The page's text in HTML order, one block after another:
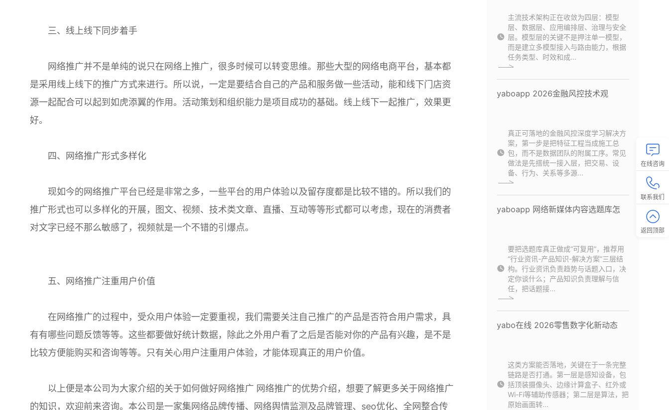
三、线上线下同步着手
网络推广并不是单纯的说只在网络上推广，很多时候可以转变思维。那些大型的网络电商平台，基本都
是采用线上线下的推广方式来进行。所以说，一定是要结合自己的产品和服务做一些活动，能和线下门店资
源一起配合可以起到如虎添翼的作用。活动策划和组织能力是项目成功的基础。线上线下一起推广，效果更
好。
四、网络推广形式多样化
现如今的网络推广平台已经是非常之多，一些平台的用户体验以及留存度都是比较不错的。所以我们的
推广形式也可以多样化的开展，图文、视频、技术类文章、直播、互动等等形式都可以考虑，现在的消费者
对文字已经不那么敏感了，视频就是一个不错的引爆点。
五、网络推广注重用户价值
在网络推广的过程中，受众用户体验一定要重视，我们需要关注自己推广的产品是否符合用户需求，具
有有哪些问题反馈等等。这些都要做好统计数据，除此之外用户看了之后是否能对你的产品有兴趣，是不是
比较方便能购买和咨询等等。只有关心用户注重用户体验，才能体现真正的用户价值。
以上便是本公司为大家介绍的关于如何做好网络推广 网络推广的优势介绍，想要了解更多关于网络推广
的知识，欢迎前来咨询。本公司是一家集网络品牌传播、网络舆情监测及品牌管理、seo优化、全网整合传
主流技术架构正在收敛为四层：模型
层、数据层、应用编排层、治理与安全
层。模型层的关键不是押注单一模型，
而是建立多模型接入与路由能力，根据
任务类型、时效和成...
yaboapp 2026金融风控技术观
真正可落地的金融风控深度学习解决方
案，第一步是把特征工程当成施工总
包，而不是数据团队的附属工序。常见
做法是先搭统一接入层，把交易、设
备、行为、关系等多源...
yaboapp 网络新媒体内容选题库怎
要把选题库真正做成“可复用”，推荐用
“行业资讯-产品知识-解决方案”三层结
构。行业资讯负责趋势与话题入口，决
定你谈什么；产品知识负责理解与信
任，把话题接...
yabo在线 2026零售数字化新动态
这类方案能否落地，关键在于一条完整
链路是否打通。第一层是感知设备，包
括顶装摄像头、边缘计算盒子、红外或
Wi-Fi等辅助传感器；第二层是算法，把
原始画面转...
在线咨询
联系我们
返回顶部